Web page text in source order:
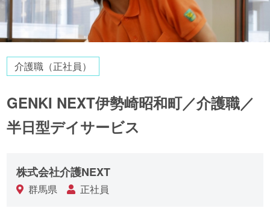
介護職（正社員）
GENKI NEXT伊勢崎昭和町／介護職／
半日型デイサービス
株式会社介護NEXT
群馬県 正社員